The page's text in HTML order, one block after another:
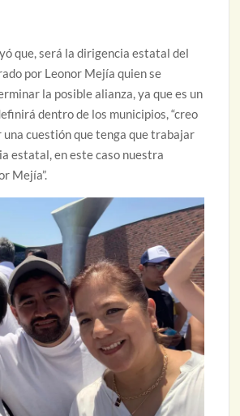
que, será la dirigencia estatal del
por Leonor Mejía quien se
la posible alianza, ya que es un
dentro de los municipios, “creo
una cuestión que tenga que trabajar
estatal, en este caso nuestra
Mejía”.